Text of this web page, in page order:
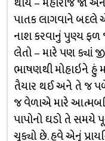
પાતક લાગવાને બદલે
નાશ કરવાનું પુણ્ય
લેતો – મારે પણ ક્યાં
ભાષણથી મોહાઇને હું
તૈયાર થઈ અને તે જ
જ વેળાએ મારે
પાપોનો ઘડો તે સમયે
ચૂક્યો છે. હવે એનું